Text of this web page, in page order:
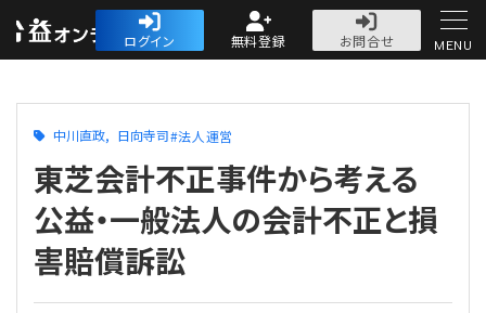
公益・一般法人オ
ログイン 無料登録
お問合せ
人気記事
MENU
中川直政 日向寺司 法人運営
東芝会計不正事件から考える
公益・一般法人の会計不正と損
害賠償訴訟